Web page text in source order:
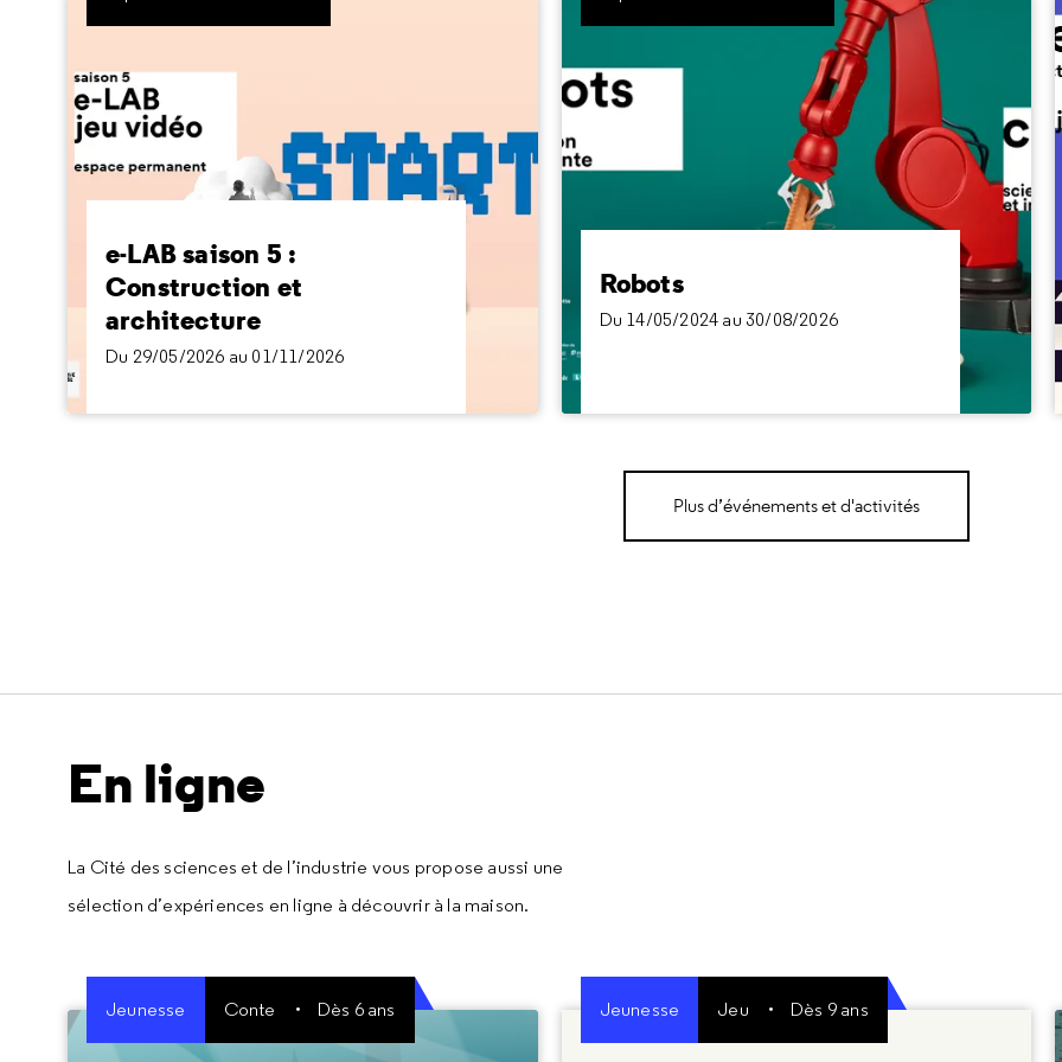
e-LAB saison 5 :
Construction et
architecture
Du 29/05/2026 au 01/11/2026
e-LAB saison 5 : Construction et
architecture
Du 29/05/2026 au 01/11/2026
De LEGO à Tetris, à vous de construire… et de
Robots
Du 14/05/2024 au 30/08/2026
Robots
Du 14/05/2024 au 30/08/2026
Qu'est-ce qu'un robot exactement ? Comment
fonctionne cette machine si fascinante ? À quoi
peut servir un robot ? Les robots vont-ils
modifier notre quotidien ? Sommes-nous prêts à
les accepter ?
Plus d’événements et d'activités
En ligne
La Cité des sciences et de l’industrie vous propose aussi une
sélection d’expériences en ligne à découvrir à la maison.
Jeunesse Conte Dès 6 ans Jeunesse Jeu Dès 9 ans